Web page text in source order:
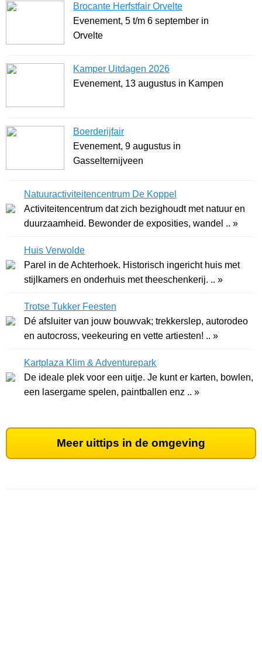
Brocante Herfstfair Orvelte
Evenement, 5 t/m 6 september in
Orvelte
Kamper Uitdagen 2026
Evenement, 13 augustus in Kampen
Boerderijfair
Evenement, 9 augustus in
Gasselternijveen
Natuuractiviteitencentrum De Koppel
Activiteitencentrum dat zich bezighoudt met natuur en
duurzaamheid. Bewonder de exposities, wandel .. »
Huis Verwolde
Parel in de Achterhoek. Historisch ingericht huis met
stijlkamers en onderhuis met theeschenkerij. .. »
Trotse Tukker Feesten
Dé afsluiter van jouw bouwvak; trekkerslep, autorodeo
en autocross, veekeuring en vette artiesten! .. »
Kartplaza Klim & Adventurepark
De ideale plek voor een uitje. Je kunt er karten, bowlen,
een lasergame spelen, paintballen enz .. »
Meer uittips in de omgeving